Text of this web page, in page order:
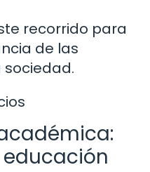
recorrido para
de las
sociedad.